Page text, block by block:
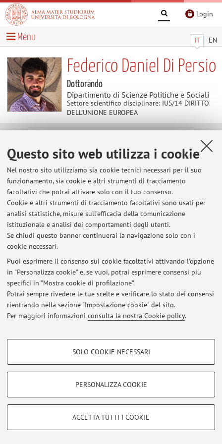
Questo sito web utilizza i cookie
Nel nostro sito utilizziamo sia cookie tecnici necessari per il suo
funzionamento, sia cookie e altri strumenti di tracciamento
facoltativi che potrai attivare solo con il tuo consenso.
Cookie e altri strumenti di tracciamento facoltativi sono usati per
analisi statistiche, misure sull'efficacia della comunicazione
istituzionale e analisi dei comportamenti degli utenti.
Se chiudi questo banner continuerai la navigazione solo con i
cookie necessari.
Puoi esprimere il consenso sui cookie facoltativi attivando l'opzione
in "Personalizza cookie" e, se vuoi, potrai esprimere consensi più
specifici in "Mostra cookie di profilazione".
Potrai sempre rivedere le tue scelte e verificare lo stato dei consensi
rientrando nella sezione "Impostazione cookie" del sito.
Per maggiori informazioni consulta la nostra Cookie policy.
COOKIE DI PROFILAZIONE - FACOLTATIVI
COOKIE TECNICI - NECESSARI
Si tratta di cookie tecnici utilizzati, a titolo esemplificativo, per il corretto
SOLO COOKIE NECESSARI
PERSONALIZZA COOKIE
ACCETTA TUTTI I COOKIE
Login
IT EN
Menu
Federico Daniel Di Persio
Dottorando
Dipartimento di Scienze Politiche e Sociali
Settore scientifico disciplinare: IUS/14 DIRITTO
DELL'UNIONE EUROPEA
Contatti
E-mail: federico.dipersio@unibo.it
Dipartimento di Scienze Politiche e Sociali
Strada Maggiore 45, Bologna -Vai alla mappa
Ultimi avvisi
Al momento non sono presenti avvisi.
Accedi tramiteloginper gestire tutti i contenuti del sito.
© 2026 - ALMA MATER STUDIORUM - Università di Bologna - Via
|Note legali|Impostazioni Cookie